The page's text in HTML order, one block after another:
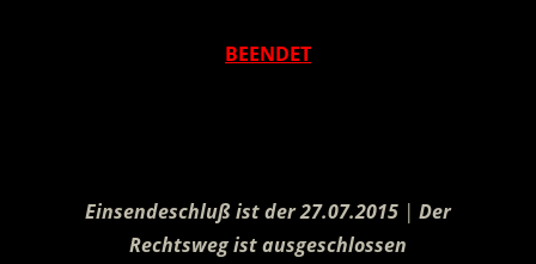
BEENDET
Einsendeschluß ist der 27.07.2015 | Der
Rechtsweg ist ausgeschlossen